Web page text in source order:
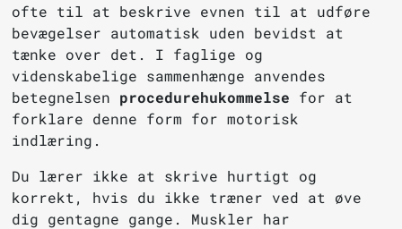
ofte til at beskrive evnen til at udføre
bevægelser automatisk uden bevidst at
tænke over det. I faglige og
videnskabelige sammenhænge anvendes
betegnelsen procedurehukommelse for at
forklare denne form for motorisk
indlæring.
Du lærer ikke at skrive hurtigt og
korrekt, hvis du ikke træner ved at øve
dig gentagne gange. Muskler har